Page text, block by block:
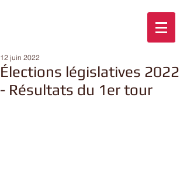
Élections législatives 2022
- Résultats du 1er tour
12 juin 2022